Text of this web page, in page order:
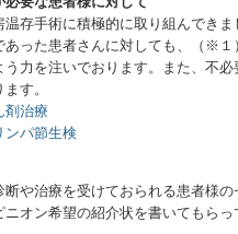
温存手術に積極的に取り組んでき
あった患者さんに対しても、（※
う力を注いでおります。また、不
す。
剤治療
ンパ節生検
や治療を受けておられる患者様
オン希望の紹介状を書いてもらっ